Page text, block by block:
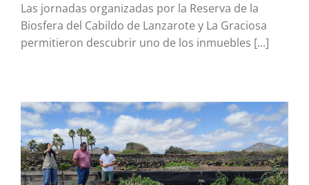
Las jornadas organizadas por la Reserva de la
Biosfera del Cabildo de Lanzarote y La Graciosa
permitieron descubrir uno de los inmuebles [...]